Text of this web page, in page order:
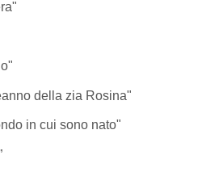
della zia Rosina"
in cui sono nato"